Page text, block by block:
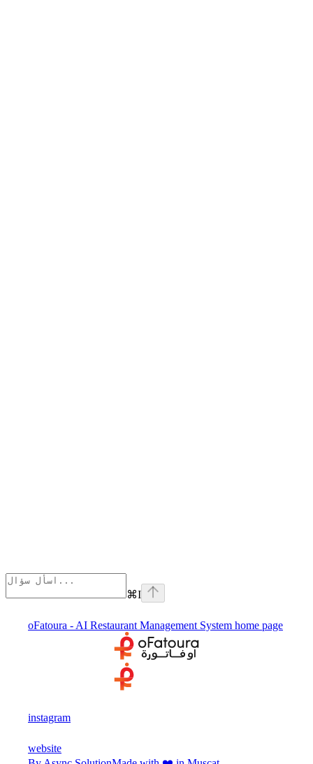
⌘I
oFatoura - AI Restaurant Management System home page
instagram
website